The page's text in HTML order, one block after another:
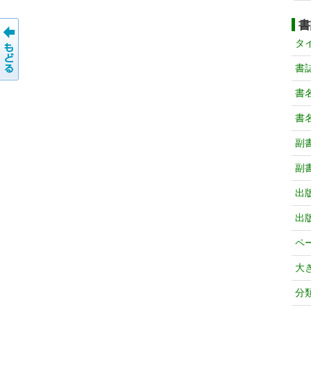
タ
書
書
書
副
副
出
出
ペ
大
分